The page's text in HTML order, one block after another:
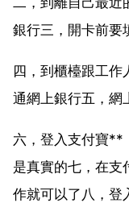
銀行三，開卡前要
四，到櫃檯跟工作
通網上銀行五，網
六，登入支付寶**
是真實的七，在
作就可以了八，